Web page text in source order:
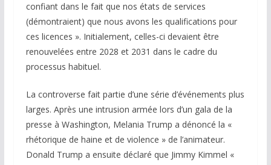
confiant dans le fait que nos états de services
(démontraient) que nous avons les qualifications pour
ces licences ». Initialement, celles-ci devaient être
renouvelées entre 2028 et 2031 dans le cadre du
processus habituel.
La controverse fait partie d’une série d’événements plus
larges. Après une intrusion armée lors d’un gala de la
presse à Washington, Melania Trump a dénoncé la «
rhétorique de haine et de violence » de l’animateur.
Donald Trump a ensuite déclaré que Jimmy Kimmel «